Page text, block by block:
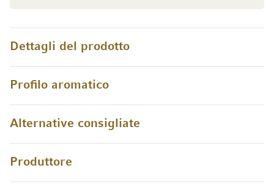
Dettagli del prodotto
Profilo aromatico
Alternative consigliate
Produttore